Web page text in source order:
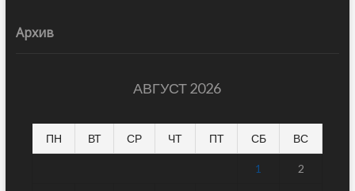
Архив
АВГУСТ 2026
ПН ВТ СР ЧТ ПТ СБ ВС
1 2